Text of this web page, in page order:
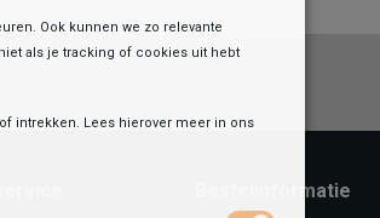
Bestelinformatie
Ook kunnen we zo relevante
als je tracking of cookies uit hebt
intrekken. Lees hierover meer in ons